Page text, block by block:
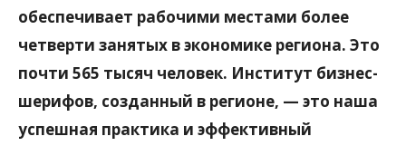
обеспечивает рабочими местами более
четверти занятых в экономике региона. Это
почти 565 тысяч человек. Институт бизнес-
шерифов, созданный в регионе, — это наша
успешная практика и эффективный